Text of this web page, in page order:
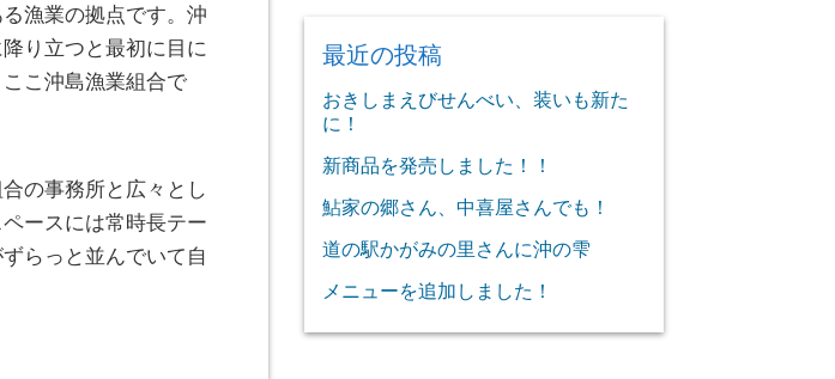
漁業の拠点です。 沖
り立つと最初に目に
こ沖島漁業組合で
の事務所と広々とし
ースには常時長テー
らっと並んでいて自
最近の投稿
おきしまえびせんべい、装いも新た
に！
新商品を発売しました！！
鮎家の郷さん、中喜屋さんでも！
道の駅かがみの里さんに沖の雫
メニューを追加しました！